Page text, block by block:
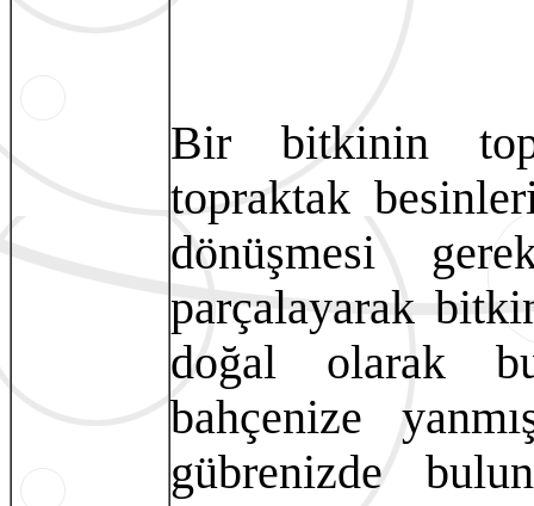
Bir bitkinin
topraktak
dönüşmesi
parçalayarak
doğal olarak
bahçenize
gübrenizde